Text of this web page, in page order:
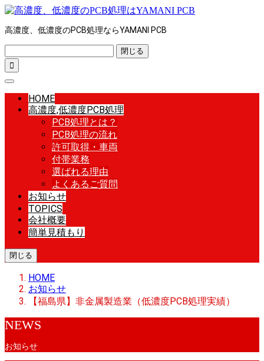
高濃度、低濃度のPCB処理ならYAMANI PCB
閉じる

HOME
高濃度,低濃度PCB処理
PCB処理とは？
PCB処理の流れ
許可取得・車両
付帯業務
選ばれる理由
よくあるご質問
お知らせ
TOPICS
会社概要
簡単見積もり
閉じる
HOME
お知らせ
【福島県】非金属製造業（低濃度PCB処理実績）
NEWS
お知らせ